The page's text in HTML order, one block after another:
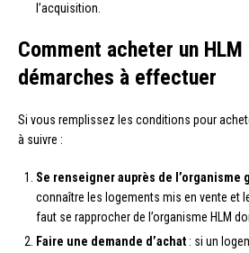
l’acquisition.
Comment acheter un HLM
démarches à effectuer
Si vous remplissez les conditions pour
à suivre :
Se renseigner auprès de l’organisme
connaître les logements mis en vente et
faut se rapprocher de l’organisme HLM
Faire une demande d’achat : si un